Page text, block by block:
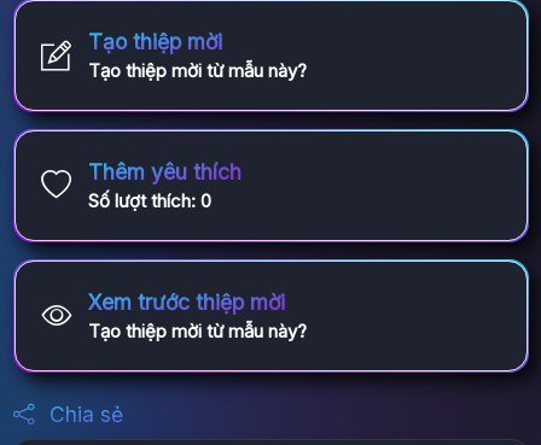
Tạo thiệp mời
Tạo thiệp mời từ mẫu này?
Thêm yêu thích
Số lượt thích: 0
Xem trước thiệp mời
Tạo thiệp mời từ mẫu này?
Chia sẻ